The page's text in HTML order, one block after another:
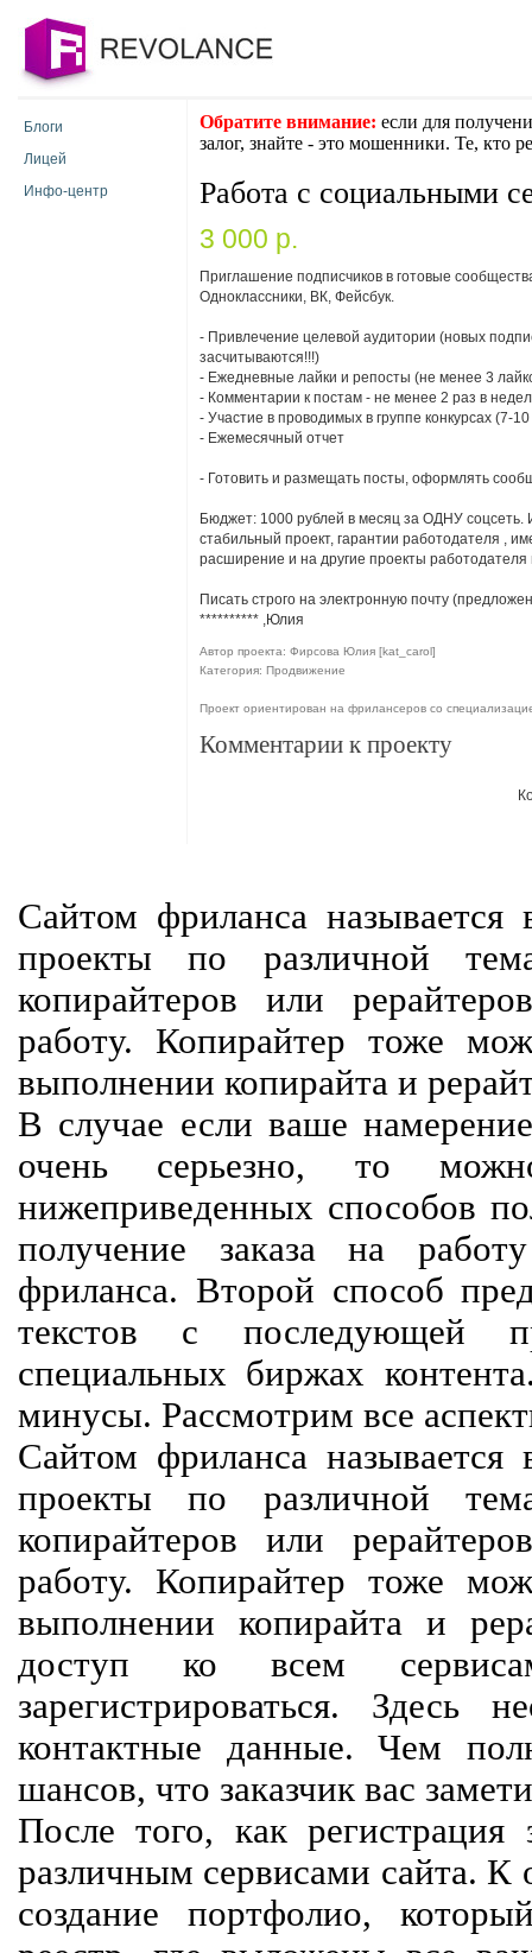
Блоги
Лицей
Инфо-центр
Обратите внимание: если для
залог, знайте - это мошенники. Те, кто
Работа с социальными
3 000 p.
Приглашение подписчиков в готовые
Одноклассники, ВК, Фейсбук.
- Привлечение целевой аудитории (новых
засчитываются!!!)
- Ежедневные лайки и репосты (не менее 3
- Комментарии к постам - не менее 2 раз в
- Участие в проводимых в группе конкурсах (7-
- Ежемесячный отчет
- Готовить и размещать посты, оформлять
Бюджет: 1000 рублей в месяц за ОДНУ соцсеть.
стабильный проект, гарантии работодателя ,
расширение и на другие проекты работодателя
Писать строго на электронную почту
********** ,Юлия
Автор проекта: Фирсова Юлия [kat_carol]
Категория: Продвижение
Проект ориентирован на фрилансеров со
Комментарии к проекту
Сайтом фриланса называется
проекты по различной
копирайтеров или
работу. Копирайтер тоже
выполнении копирайта и
В случае если ваше
очень серьезно, то
нижеприведенных способов
получение заказа на
фриланса. Второй способ
текстов с последующей
специальных биржах
минусы. Рассмотрим все
Сайтом фриланса называется
проекты по различной
копирайтеров или
работу. Копирайтер тоже
выполнении копирайта и
доступ ко всем
зарегистрироваться. Здесь
контактные данные. Чем
шансов, что заказчик вас
После того, как регистрация
различным сервисами сайта. К
создание портфолио,